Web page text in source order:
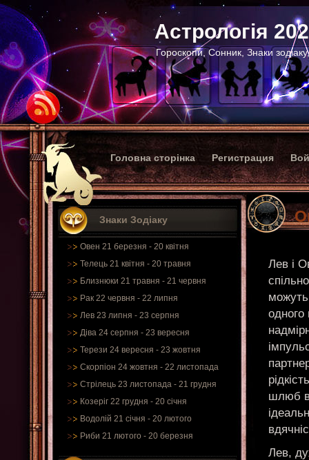
Астрологія
Гороскопи, Сонник, Знаки
Головна сторінка Регистрация
Знаки Зодіаку
Овен 21 березня - 20 квітня
Телець 21 квітня - 20 травня
Близнюки 21 травня - 21 червня
Рак 22 червня - 22 липня
Лев 23 липня - 23 серпня
Діва 24 серпня - 23 вересня
Терези 24 вересня - 23 жовтня
Скорпіон 24 жовтня - 22 листопада
Стрілець 23 листопада - 21 грудня
Козеріг 22 грудня - 20 січня
Водолій 21 січня - 20 лютого
Риби 21 лютого - 20 березня
Лев і
одного
шлюб
Лев,